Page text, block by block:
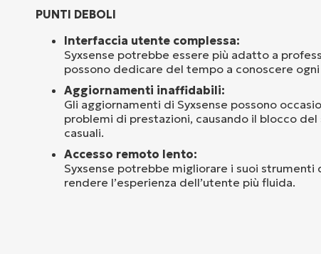
PUNTI DEBOLI
Interfaccia utente complessa:
Syxsense potrebbe essere più adatto a
possono dedicare del tempo a conoscere
Aggiornamenti inaffidabili:
Gli aggiornamenti di Syxsense possono
problemi di prestazioni, causando il blocco
casuali.
Accesso remoto lento:
Syxsense potrebbe migliorare i suoi
rendere l’esperienza dell’utente più fluida.